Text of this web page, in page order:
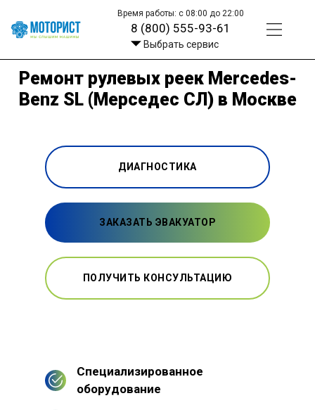
Время работы: с 08:00 до 22:00
8 (800) 555-93-61
Выбрать сервис
Ремонт рулевых реек Mercedes-
Benz SL (Мерседес СЛ) в Москве
ДИАГНОСТИКА
ЗАКАЗАТЬ ЭВАКУАТОР
ПОЛУЧИТЬ КОНСУЛЬТАЦИЮ
Специализированное
оборудование